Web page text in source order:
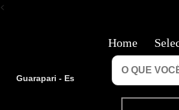
<
Guarapari - Es
Home